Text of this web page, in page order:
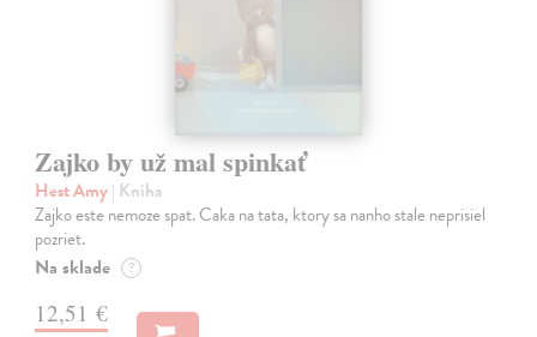
Zajko by už mal spinkať
Hest Amy| Kniha
Zajko este nemoze spat. Caka na tata, ktory sa nanho stale neprisiel
pozriet.
Na sklade ?
12,51 €